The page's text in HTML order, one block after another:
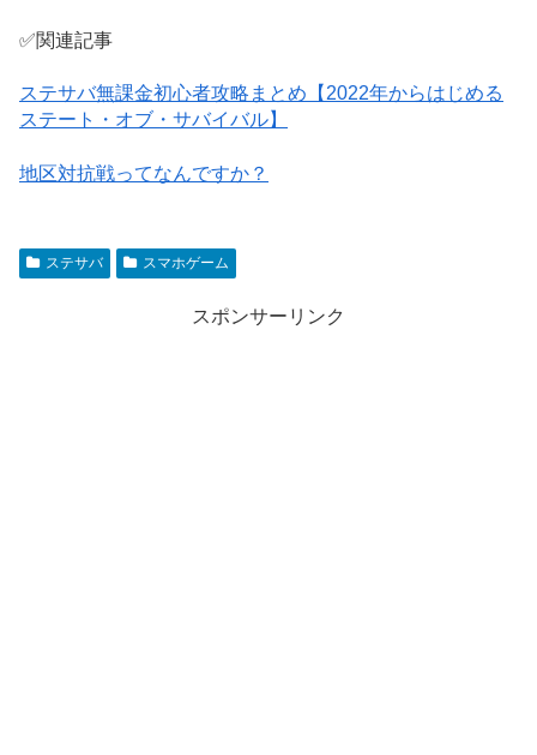
✅関連記事
ステサバ無課金初心者攻略まとめ【2022年からはじめる
ステート・オブ・サバイバル】
地区対抗戦ってなんですか？
ステサバ スマホゲーム
スポンサーリンク